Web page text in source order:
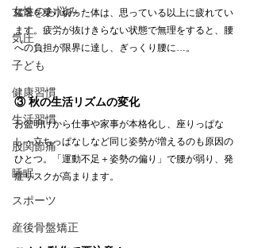
女性のお悩み
気圧
子ども
健康習慣
生活習慣
股関節痛
睡眠
スポーツ
産後骨盤矯正
猛暑を乗り切った体は、思っている以上に疲れてい
ます。疲労が抜けきらない状態で無理をすると、腰
への負担が限界に達し、ぎっくり腰に…。
③ 秋の生活リズムの変化
お盆明けから仕事や家事が本格化し、座りっぱな
し・立ちっぱなしなど同じ姿勢が増えるのも原因の
ひとつ。「運動不足＋姿勢の偏り」で腰が弱り、発
症リスクが高まります。